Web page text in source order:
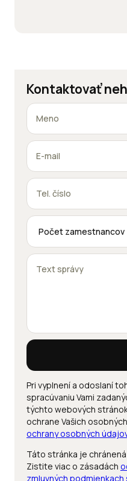
Kontaktovať
Pri vyplnení a odoslaní
spracúvaniu Vami
týchto webových
ochrane Vašich
ochrany osobných
Táto stránka je
Zistite viac o zásadách
zmluvných